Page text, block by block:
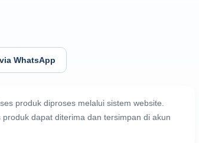
WhatsApp
produk diproses melalui sistem website.
dapat diterima dan tersimpan di akun